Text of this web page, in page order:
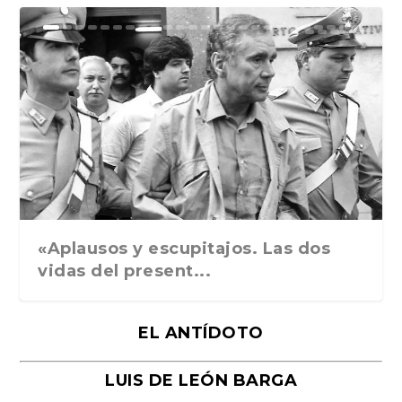
Ground Rules. Alejan...
«Rafael: Poesía subl...
Bienvenidos al circo...
Georges de La Tour. ...
Robert Capa: la hist...
«Aplausos y escupitajos. Las dos
vidas del present...
EL ANTÍDOTO
LUIS DE LEÓN BARGA